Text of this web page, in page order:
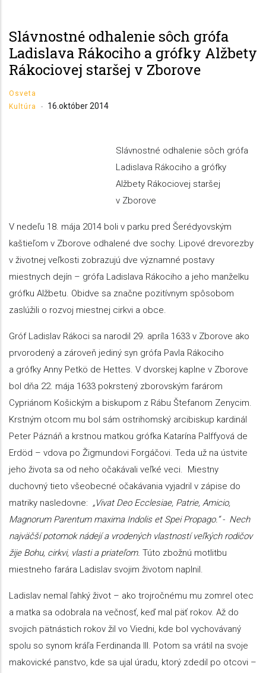
Slávnostné odhalenie sôch grófa
Ladislava Rákociho a grófky Alžbety
Rákociovej staršej v Zborove
Osveta
Kultúra
- 16.október 2014
Slávnostné odhalenie sôch grófa
Ladislava Rákociho a grófky
Alžbety Rákociovej staršej
v Zborove
V nedeľu 18. mája 2014 boli v parku pred Šerédyovským
kaštieľom v Zborove odhalené dve sochy. Lipové drevorezby
v životnej veľkosti zobrazujú dve významné postavy
miestnych dejín – grófa Ladislava Rákociho a jeho manželku
grófku Alžbetu. Obidve sa značne pozitívnym spôsobom
zaslúžili o rozvoj miestnej cirkvi a obce.
Gróf Ladislav Rákoci sa narodil 29. apríla 1633 v Zborove ako
prvorodený a zároveň jediný syn grófa Pavla Rákociho
a grófky Anny Petkö de Hettes. V dvorskej kaplne v Zborove
bol dňa 22. mája 1633 pokrstený zborovským farárom
Cypriánom Košickým a biskupom z Rábu Štefanom Zenycim.
Krstným otcom mu bol sám ostrihomský arcibiskup kardinál
Peter Páznáň a krstnou matkou grófka Katarína Palffyová de
Erdöd – vdova po Žigmundovi Forgáčovi. Teda už na ústvite
jeho života sa od neho očakávali veľké veci. Miestny
duchovný tieto všeobecné očakávania vyjadril v zápise do
matriky nasledovne: „Vivat Deo Ecclesiae, Patrie, Amicio,
Magnorum Parentum maxima Indolis et Spei Propago.“ - Nech
najväčší potomok nádejí a vrodených vlastností veľkých rodičov
žije Bohu, cirkvi, vlasti a priateľom. Túto zbožnú motlitbu
miestneho farára Ladislav svojim životom naplnil.
Ladislav nemal ľahký život – ako trojročnému mu zomrel otec
a matka sa odobrala na večnosť, keď mal päť rokov. Až do
svojich pätnástich rokov žil vo Viedni, kde bol vychovávaný
spolu so synom kráľa Ferdinanda III. Potom sa vrátil na svoje
makovické panstvo, kde sa ujal úradu, ktorý zdedil po otcovi –